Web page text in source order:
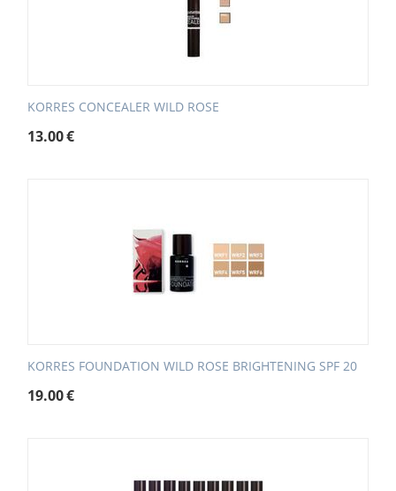
KORRES CONCEALER WILD ROSE
13.00€
KORRES FOUNDATION WILD ROSE BRIGHTENING SPF 20
19.00€